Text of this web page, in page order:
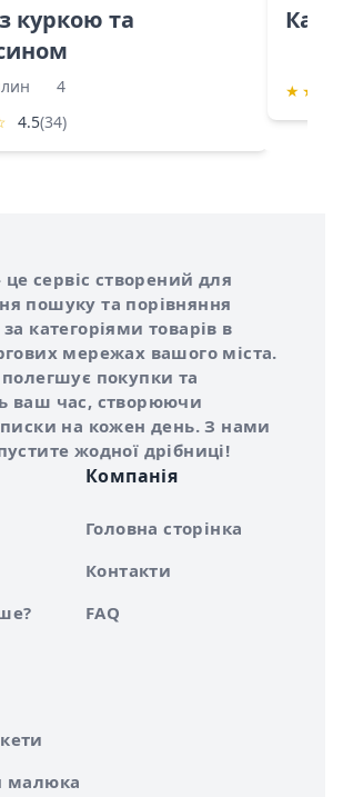
куркою та
4
4.5(34)
★ ★
Shurshilo
сервіс створений для
пошуку та порівняння
категоріями товарів в
мережах вашого міста.
покупки та
ваш час, створюючи
на кожен день. З нами
жодної дрібниці!
малюка
Компанія
Головна сторінка
Контакти
FAQ